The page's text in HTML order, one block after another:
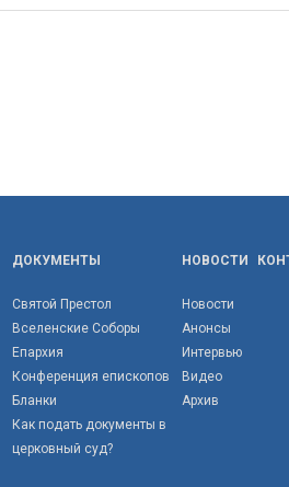
ДОКУМЕНТЫ
Святой Престол
Вселенские Соборы
Епархия
Конференция епископов
Бланки
Как подать документы в
церковный суд?
НОВОСТИ
Новости
Анонсы
Интервью
Видео
Архив